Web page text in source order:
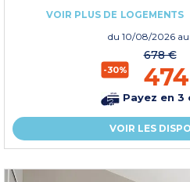
VOIR PLUS DE LOGEMENTS
du 10/08/2026
-30%
678 €
Payez en 3
VOIR LES